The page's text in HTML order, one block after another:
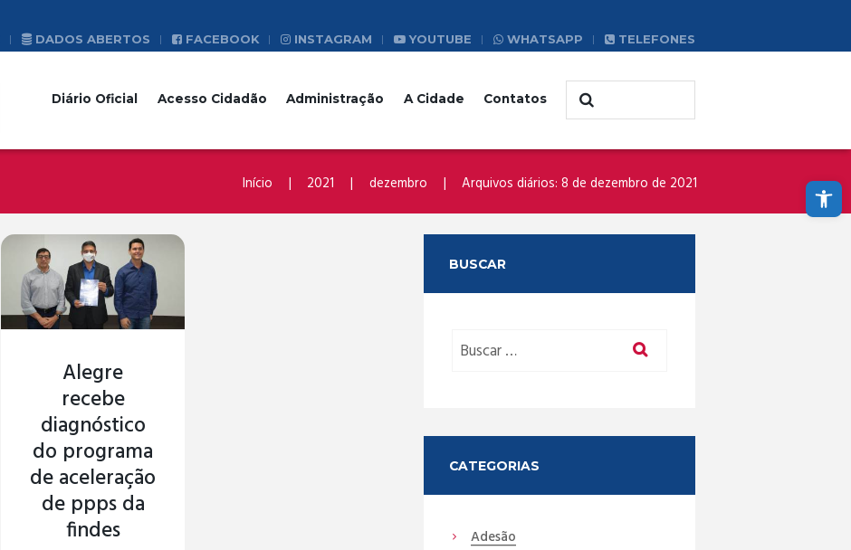
Abrir a barra de ferramentas
DADOS ABERTOS FACEBOOK INSTAGRAM YOUTUBE WHATSAPP TELEFONES
Diário Oficial Acesso Cidadão Administração A Cidade Contatos
Início 2021 dezembro Arquivos diários: 8 de dezembro de 2021
Alegre
recebe
diagnóstico
do programa
de aceleração
de ppps da
findes
BUSCAR
CATEGORIAS
Adesão